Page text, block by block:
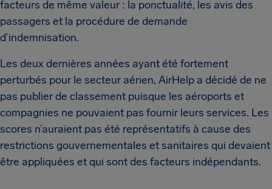
facteurs de même valeur : la ponctualité, les avis des
passagers et la procédure de demande
d’indemnisation.
Les deux dernières années ayant été fortement
perturbés pour le secteur aérien, AirHelp a décidé de ne
pas publier de classement puisque les aéroports et
compagnies ne pouvaient pas fournir leurs services. Les
scores n’auraient pas été représentatifs à cause des
restrictions gouvernementales et sanitaires qui devaient
être appliquées et qui sont des facteurs indépendants.